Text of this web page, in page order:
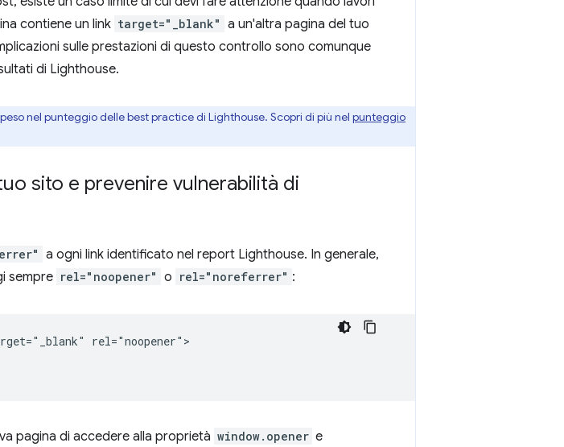
contiene un link target="_blank" a un'altra pagina del tuo
sulle prestazioni di questo controllo sono comunque
di Lighthouse.
nel punteggio delle best practice di Lighthouse. Scopri di più nel punteggio
sito e prevenire vulnerabilità di
a ogni link identificato nel report Lighthouse. In generale,
sempre rel="noopener" o rel="noreferrer" :
rel="noopener">
pagina di accedere alla proprietà window.opener e